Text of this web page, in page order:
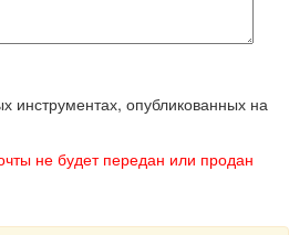
инструментах, опубликованных на
не будет передан или продан